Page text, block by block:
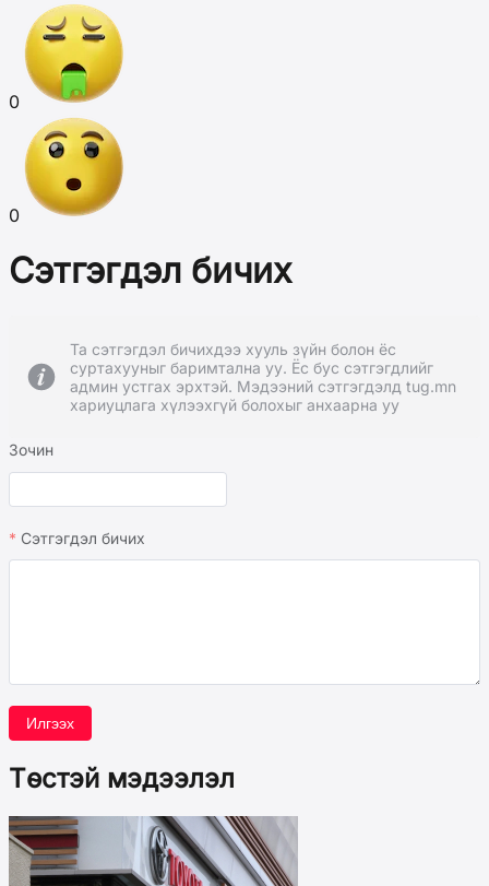
0
0
Сэтгэгдэл бичих
Та сэтгэгдэл бичихдээ хууль зүйн болон ёс
суртахууныг баримтална уу. Ёс бус сэтгэгдлийг
админ устгах эрхтэй. Мэдээний сэтгэгдэлд tug.mn
хариуцлага хүлээхгүй болохыг анхаарна уу
Зочин
Сэтгэгдэл бичих
Илгээх
Төстэй мэдээлэл